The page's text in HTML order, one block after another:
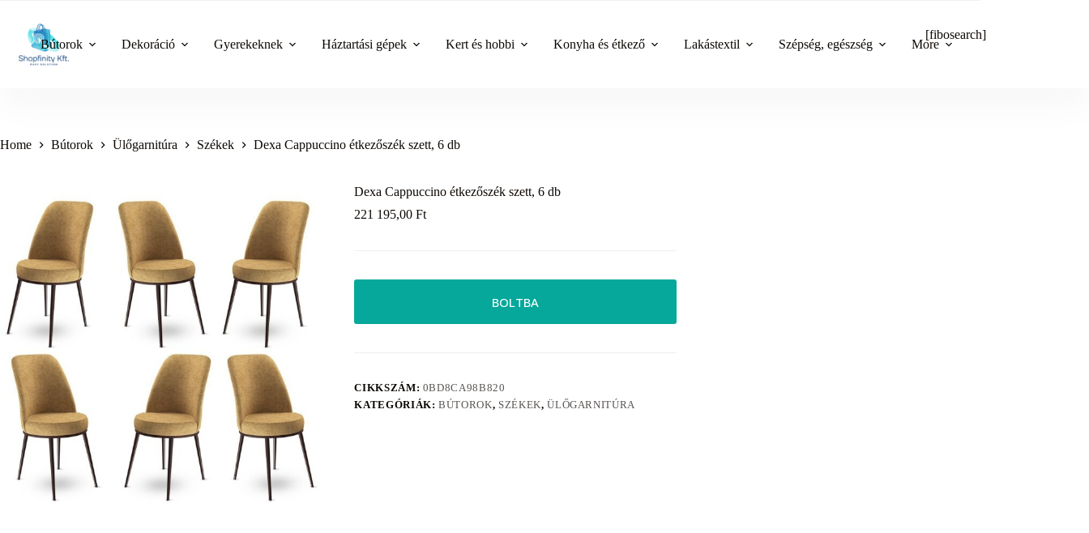
content
Bútorok Dekoráció Gyerekeknek Háztartási gépek Kert és hobbi Konyha és étkező Lakástextil Szépség, egészség More
[fibosearch]
Home Bútorok Ülőgarnitúra Székek Dexa Cappuccino étkezőszék szett, 6 db
Dexa Cappuccino étkezőszék szett, 6 db
221 195,00Ft
BOLTBA
CIKKSZÁM: 0BD8CA98B820
KATEGÓRIÁK:BÚTOROK, SZÉKEK,ÜLŐGARNITÚRA